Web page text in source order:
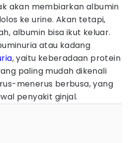
akan membiarkan albumin
ke urine. Akan tetapi,
albumin bisa ikut keluar.
atau kadang
, yaitu keberadaan protein
paling mudah dikenali
menerus berbusa, yang
penyakit ginjal.